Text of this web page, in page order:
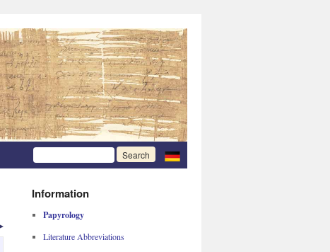
Information
Papyrology
Literature Abbreviations